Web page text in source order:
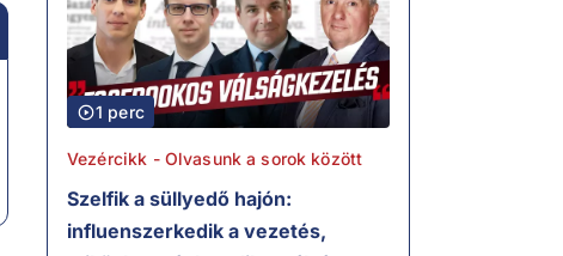
1 perc
Vezércikk - Olvasunk a sorok között
Szelfik a süllyedő hajón:
influenszerkedik a vezetés,